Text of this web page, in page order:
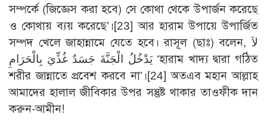
সম্পর্কে (জিজ্ঞেস করা হবে) সে কোথা থেকে উপার্জন করেছে
ও কোথায় ব্যয় করেছে’।[23] আর হারাম উপায়ে উপার্জিত
সম্পদ খেলে জাহান্নামে যেতে হবে। রাসূল (ছাঃ) বলেন, لاَ
يَدْخُلُ الْجَنَّةَ جَسَدٌ غُذِّيَ بِالْحَرَامِ ‘হারাম খাদ্য দ্বারা গঠিত
শরীর জান্নাতে প্রবেশ করবে না’।[24] অতএব মহান আল্লাহ
আমাদের হালাল জীবিকার উপর সন্তুষ্ট থাকার তাওফীক দান
করুন-আমীন!